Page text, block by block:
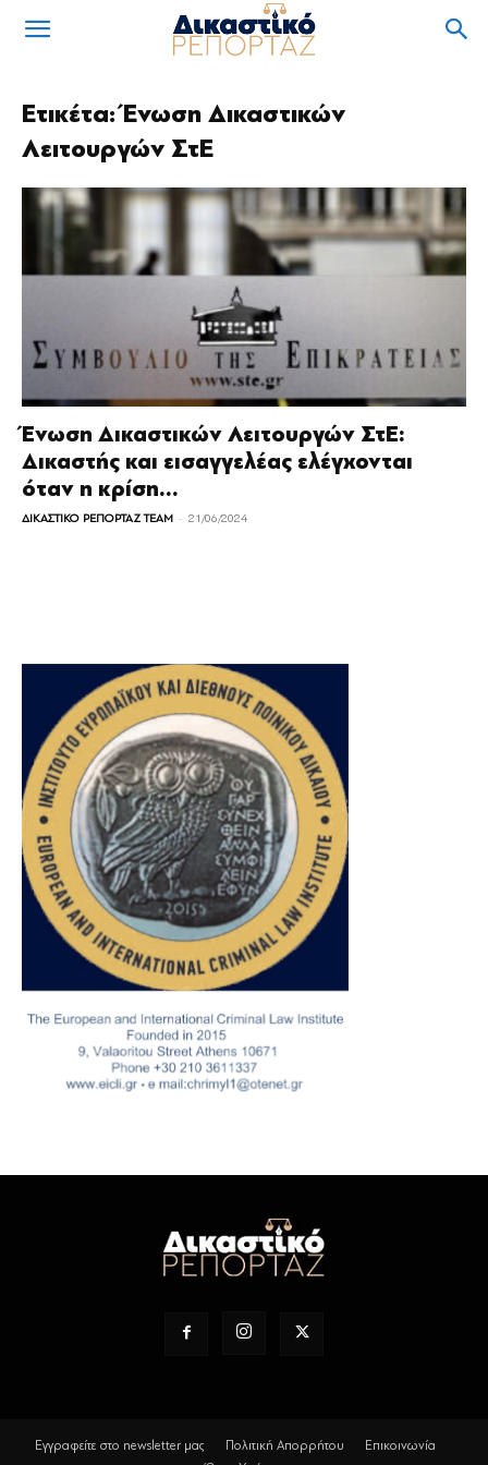
Ετικέτα: Ένωση Δικαστικών
Λειτουργών ΣτΕ
Ένωση Δικαστικών Λειτουργών ΣτΕ:
Δικαστής και εισαγγελέας ελέγχονται
όταν η κρίση...
ΔΙΚΑΣΤΙΚΟ ΡΕΠΟΡΤΑΖ TEAM - 21/06/2024
Εγγραφείτε στο newsletter μας Πολιτική Απορρήτου
Επικοινωνία